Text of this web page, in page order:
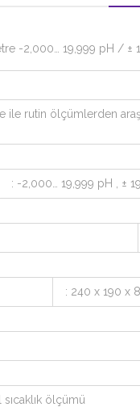
-2,000… 19,999 pH / ±
rutin ölçümlerden
: -2,000… 19,999 pH , ±
: 240 x 190 x
ölçümü